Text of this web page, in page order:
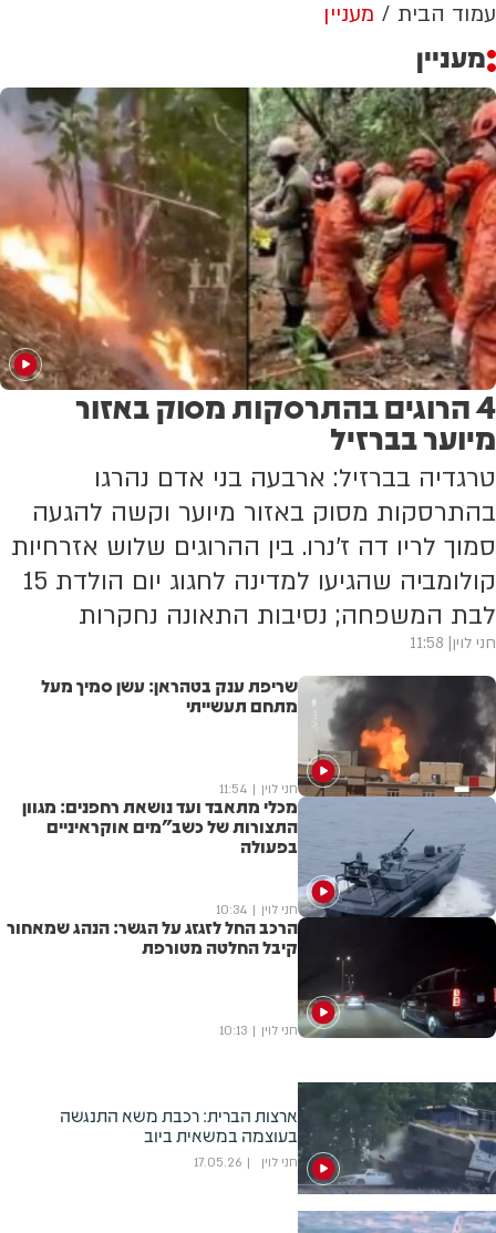
עמוד הבית מעניין
מעניין
4 הרוגים בהתרסקות מסוק באזור
מיוער בברזיל
טרגדיה בברזיל: ארבעה בני אדם נהרגו
בהתרסקות מסוק באזור מיוער וקשה להגעה
סמוך לריו דה ז'נרו. בין ההרוגים שלוש אזרחיות
קולומביה שהגיעו למדינה לחגוג יום הולדת 15
לבת המשפחה; נסיבות התאונה נחקרות
חני לוין 11:58
שריפת ענק בטהראן: עשן סמיך מעל
מתחם תעשייתי
חני לוין 11:54
מכלי מתאבד ועד נושאת רחפנים: מגוון
התצורות של כשב"מים אוקראיניים
בפעולה
חני לוין 10:34
הרכב החל לזגזג על הגשר: הנהג שמאחור
קיבל החלטה מטורפת
חני לוין 10:13
ארצות הברית: רכבת משא התנגשה
בעוצמה במשאית ביוב
חני לוין 17.05.26